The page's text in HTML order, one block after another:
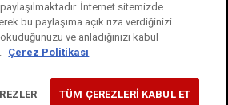
Kanunu
paylaşılmaktadır. İnternet sitemizde
bu paylaşıma açık rıza verdiğinizi
ve anladığınızı kabul
Çerez Politikası
TÜM ÇEREZLERİ KABUL ET